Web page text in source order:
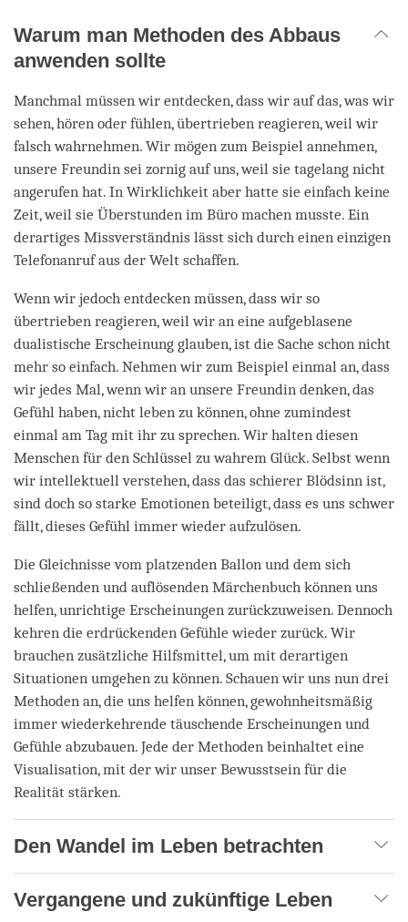
Warum man Methoden des Abbaus
anwenden sollte
Manchmal müssen wir entdecken, dass wir auf das, was wir
sehen, hören oder fühlen, übertrieben reagieren, weil wir
falsch wahrnehmen. Wir mögen zum Beispiel annehmen,
unsere Freundin sei zornig auf uns, weil sie tagelang nicht
angerufen hat. In Wirklichkeit aber hatte sie einfach keine
Zeit, weil sie Überstunden im Büro machen musste. Ein
derartiges Missverständnis lässt sich durch einen einzigen
Telefonanruf aus der Welt schaffen.
Wenn wir jedoch entdecken müssen, dass wir so
übertrieben reagieren, weil wir an eine aufgeblasene
dualistische Erscheinung glauben, ist die Sache schon nicht
mehr so einfach. Nehmen wir zum Bei­spiel einmal an, dass
wir jedes Mal, wenn wir an unsere Freundin denken, das
Gefühl haben, nicht leben zu können, ohne zumindest
einmal am Tag mit ihr zu sprechen. Wir halten diesen
Menschen für den Schlüssel zu wahrem Glück. Selbst wenn
wir intellektuell verstehen, dass das schierer Blödsinn ist,
sind doch so starke Emotionen beteiligt, dass es uns schwer
fällt, dieses Gefühl immer wieder aufzulösen.
Die Gleichnisse vom platzenden Ballon und dem sich
schließenden und auflösenden Märchenbuch können uns
helfen, unrichtige Erscheinungen zurückzuweisen. Dennoch
kehren die erdrückenden Gefühle wieder zurück. Wir
brauchen zusätzliche Hilfsmittel, um mit derartigen
Situationen umgehen zu können. Schauen wir uns nun drei
Methoden an, die uns helfen können, gewohnheitsmäßig
immer wiederkehrende täuschende Erscheinungen und
Gefühle abzubauen. Jede der Methoden beinhaltet eine
Visuali­sation, mit der wir unser Bewusstsein für die
Realität stärken.
Den Wandel im Leben betrachten
Vergangene und zukünftige Leben